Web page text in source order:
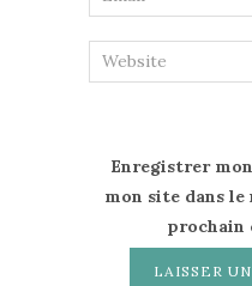
Enregistrer
mon site dans
prochain